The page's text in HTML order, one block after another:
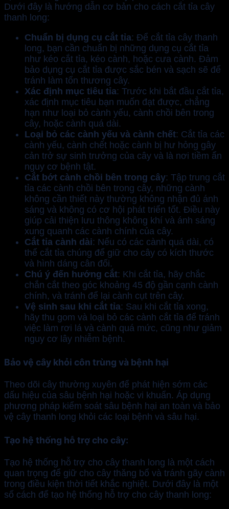
Dưới đây là hướng dẫn cơ bản cho cách cắt tỉa cây
thanh long:
Chuẩn bị dụng cụ cắt tỉa: Để cắt tỉa cây thanh
long, bạn cần chuẩn bị những dụng cụ cắt tỉa
như kéo cắt tỉa, kéo cành, hoặc cưa cành. Đảm
bảo dụng cụ cắt tỉa được sắc bén và sạch sẽ để
tránh làm tổn thương cây.
Xác định mục tiêu tỉa: Trước khi bắt đầu cắt tỉa,
xác định mục tiêu bạn muốn đạt được, chẳng
hạn như loại bỏ cành yếu, cành chồi bên trong
cây, hoặc cành quá dài.
Loại bỏ các cành yếu và cành chết: Cắt tỉa các
cành yếu, cành chết hoặc cành bị hư hỏng gây
cản trở sự sinh trưởng của cây và là nơi tiềm ẩn
nguy cơ bệnh tật.
Cắt bớt cành chồi bên trong cây: Tập trung cắt
tỉa các cành chồi bên trong cây, những cành
không cần thiết này thường không nhận đủ ánh
sáng và không có cơ hội phát triển tốt. Điều này
giúp cải thiện lưu thông không khí và ánh sáng
xung quanh các cành chính của cây.
Cắt tỉa cành dài: Nếu có các cành quá dài, có
thể cắt tỉa chúng để giữ cho cây có kích thước
và hình dáng cân đối.
Chú ý đến hướng cắt: Khi cắt tỉa, hãy chắc
chắn cắt theo góc khoảng 45 độ gần cạnh cành
chính, và tránh để lại cành cụt trên cây.
Vệ sinh sau khi cắt tỉa: Sau khi cắt tỉa xong,
hãy thu gom và loại bỏ các cành cắt tỉa để tránh
việc làm rơi lá và cành quá mức, cũng như giảm
nguy cơ lây nhiễm bệnh.
Bảo vệ cây khỏi côn trùng và bệnh hại
Theo dõi cây thường xuyên để phát hiện sớm các
dấu hiệu của sâu bệnh hại hoặc vi khuẩn. Áp dụng
phương pháp kiểm soát sâu bệnh hại an toàn và bảo
vệ cây thanh long khỏi các loại bệnh và sâu hại.
Tạo hệ thống hỗ trợ cho cây:
Tạo hệ thống hỗ trợ cho cây thanh long là một cách
quan trọng để giữ cho cây thăng bổ và tránh gãy cành
trong điều kiện thời tiết khắc nghiệt. Dưới đây là một
số cách để tạo hệ thống hỗ trợ cho cây thanh long: